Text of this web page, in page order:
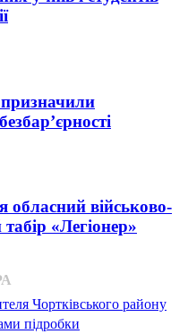
обласний військово-
«Легіонер»
Чортківського району
підробки